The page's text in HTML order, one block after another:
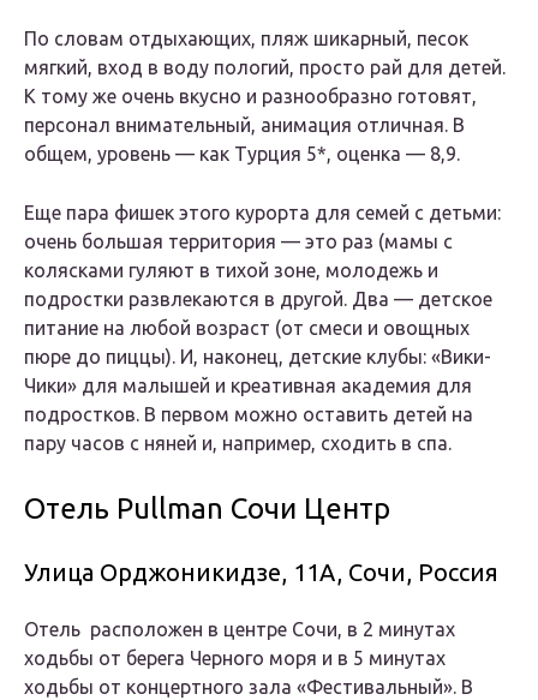
По словам отдыхающих, пляж шикарный, песок
мягкий, вход в воду пологий, просто рай для детей.
К тому же очень вкусно и разнообразно готовят,
персонал внимательный, анимация отличная. В
общем, уровень — как Турция 5*, оценка — 8,9.
Еще пара фишек этого курорта для семей с детьми:
очень большая территория — это раз (мамы с
колясками гуляют в тихой зоне, молодежь и
подростки развлекаются в другой. Два — детское
питание на любой возраст (от смеси и овощных
пюре до пиццы). И, наконец, детские клубы: «Вики-
Чики» для малышей и креативная академия для
подростков. В первом можно оставить детей на
пару часов с няней и, например, сходить в спа.
Отель Pullman Сочи Центр
Улица Орджоникидзе, 11A, Сочи, Россия
Отель расположен в центре Сочи, в 2 минутах
ходьбы от берега Черного моря и в 5 минутах
ходьбы от концертного зала «Фестивальный». В